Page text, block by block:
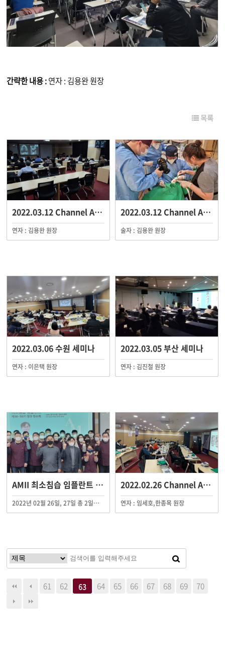
간략한 내용 :연자 : 김용완 원장
목록
2022.03.12 Channel AMII Live S…
연자 : 김용완 원장
2022.03.12 Channel AMII Live S…
술자 : 김용완 원장
2022.03.06 수원 세미나
연자 : 이은택 원장
2022.03.05 부산 세미나
연자 : 김진철 원장
AMII 최소침습 임플란트 제57-58기 연수 수료
2022년 02월 26일, 27일 총 2일에 걸쳐 AMII 최소침습 임플란트 제57-58기 연수회가 AMII 경기(수원) 임상교육원 외 지역임상교육원에서 진행되었습니다.
2022.02.26 Channel AMII Live S…
연자 : 임세호,한종목 원장
61 62 63 64 65 66 67 68 69 70